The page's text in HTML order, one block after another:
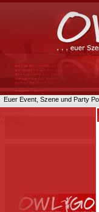
Euer Event, Szene und Party